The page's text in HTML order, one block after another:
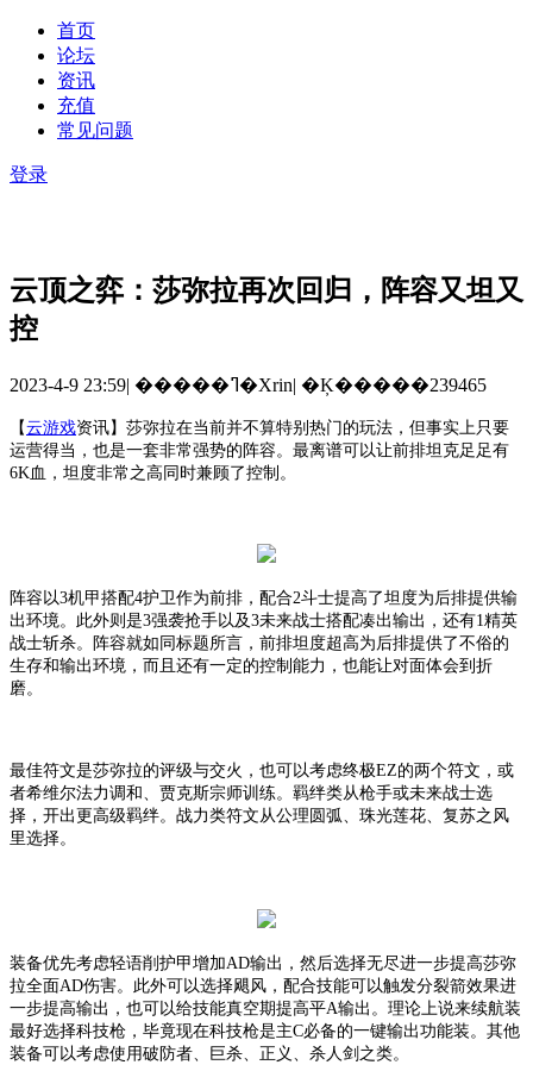
首页
论坛
资讯
充值
常见问题
登录
云顶之弈：莎弥拉再次回归，阵容又坦又
控
2023-4-9 23:59| �����ߣ�Xrin| �Ķ�����239465
【云游戏资讯】 莎弥拉在当前并不算特别热门的玩法，但事实上只要
运营得当，也是一套非常强势的阵容。最离谱可以让前排坦克足足有
6K血，坦度非常之高同时兼顾了控制。
阵容以3机甲搭配4护卫作为前排，配合2斗士提高了坦度为后排提供输
出环境。此外则是3强袭抢手以及3未来战士搭配凑出输出，还有1精英
战士斩杀。阵容就如同标题所言，前排坦度超高为后排提供了不俗的
生存和输出环境，而且还有一定的控制能力，也能让对面体会到折
磨。
最佳符文是莎弥拉的评级与交火，也可以考虑终极EZ的两个符文，或
者希维尔法力调和、贾克斯宗师训练。羁绊类从枪手或未来战士选
择，开出更高级羁绊。战力类符文从公理圆弧、珠光莲花、复苏之风
里选择。
装备优先考虑轻语削护甲增加AD输出，然后选择无尽进一步提高莎弥
拉全面AD伤害。此外可以选择飓风，配合技能可以触发分裂箭效果进
一步提高输出，也可以给技能真空期提高平A输出。理论上说来续航装
最好选择科技枪，毕竟现在科技枪是主C必备的一键输出功能装。其他
装备可以考虑使用破防者、巨杀、正义、杀人剑之类。